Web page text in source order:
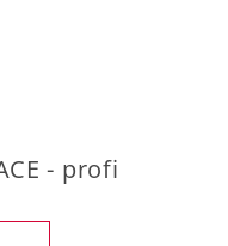
- profi